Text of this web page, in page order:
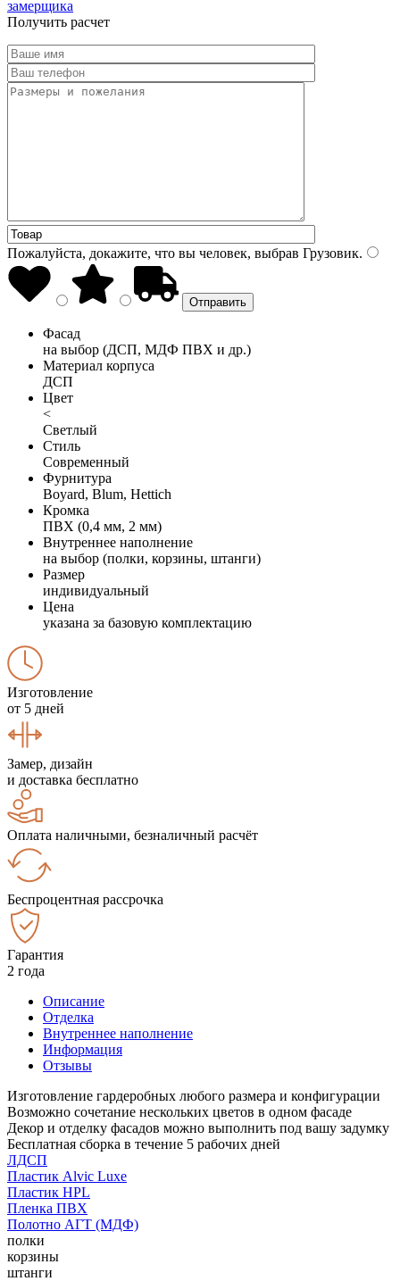
замерщика
Получить расчет
Пожалуйста, докажите, что вы человек, выбрав Грузовик.
Фасад
на выбор (ДСП, МДФ ПВХ и др.)
Материал корпуса
ДСП
Цвет
<
Светлый
Стиль
Современный
Фурнитура
Boyard, Blum, Hettich
Кромка
ПВХ (0,4 мм, 2 мм)
Внутреннее наполнение
на выбор (полки, корзины, штанги)
Размер
индивидуальный
Цена
указана за базовую комплектацию
Изготовление
от 5 дней
Замер, дизайн
и доставка бесплатно
Оплата наличными, безналичный расчёт
Беспроцентная рассрочка
Гарантия
2 года
Описание
Отделка
Внутреннее наполнение
Информация
Отзывы
Изготовление гардеробных любого размера и конфигурации
Возможно сочетание нескольких цветов в одном фасаде
Декор и отделку фасадов можно выполнить под вашу задумку
Бесплатная сборка в течение 5 рабочих дней
ЛДСП
Пластик Alvic Luxe
Пластик HPL
Пленка ПВХ
Полотно АГТ (МДФ)
полки
корзины
штанги